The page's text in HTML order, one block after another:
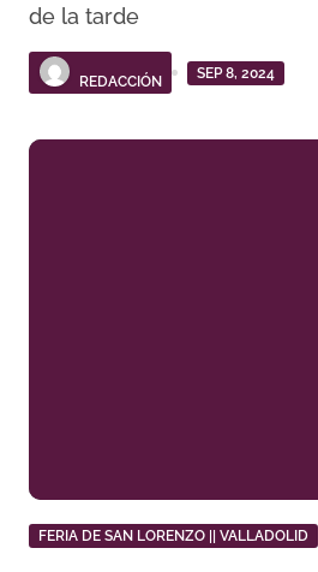
de la tarde
REDACCIÓN
SEP 8, 2024
FERIA DE SAN LORENZO || VALLADOLID